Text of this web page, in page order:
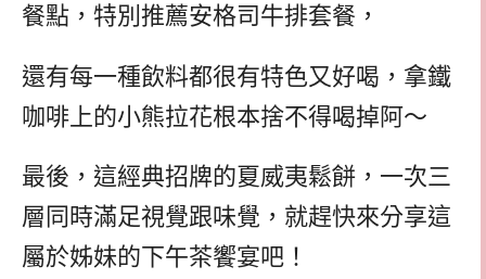
餐點，特別推薦安格司牛排套餐，
還有每一種飲料都很有特色又好喝，拿鐵
咖啡上的小熊拉花根本捨不得喝掉阿～
最後，這經典招牌的夏威夷鬆餅，一次三
層同時滿足視覺跟味覺，就趕快來分享這
屬於姊妹的下午茶饗宴吧！